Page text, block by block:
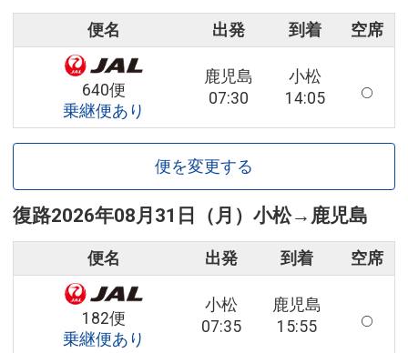
便名 出発 到着 空席
640便
乗継便あり
鹿児島
07:30
小松
14:05
便を変更する
復路2026年08月31日（月） 小松→ 鹿児島
便名 出発 到着 空席
182便
乗継便あり
小松
07:35
鹿児島
15:55